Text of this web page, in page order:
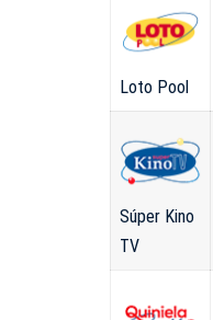
Loto Pool
Súper Kino
TV